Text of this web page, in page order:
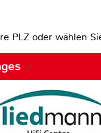
PLZ oder wählen